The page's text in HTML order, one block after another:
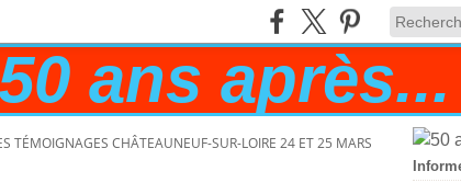
TÉMOIGNAGES CHÂTEAUNEUF-SUR-LOIRE 24 ET 25 MARS